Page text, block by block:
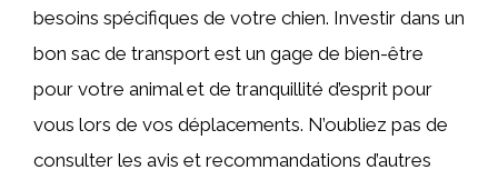
besoins spécifiques de votre chien. Investir dans un
bon sac de transport est un gage de bien-être
pour votre animal et de tranquillité d’esprit pour
vous lors de vos déplacements. N’oubliez pas de
consulter les avis et recommandations d’autres